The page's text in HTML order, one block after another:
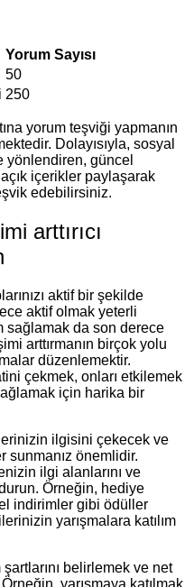
Yorum Sayısı
50
250
yorum teşviği yapmanın
Dolayısıyla, sosyal
yönlendiren, güncel
içerikler paylaşarak
edebilirsiniz.
arttırıcı
aktif bir şekilde
aktif olmak yeterli
sağlamak da son derece
arttırmanın birçok yolu
düzenlemektir.
çekmek, onları etkilemek
için harika bir
ilgisini çekecek ve
sunmanız önemlidir.
ilgi alanlarını ve
Örneğin, hediye
indirimler gibi ödüller
yarışmalara katılım
şartlarını belirlemek ve net
yarışmaya katılmak